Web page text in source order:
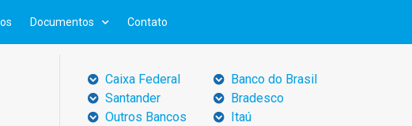
Documentos Contato
Caixa Federal
Santander
Outros Bancos
Banco do Brasil
Bradesco
Itaú